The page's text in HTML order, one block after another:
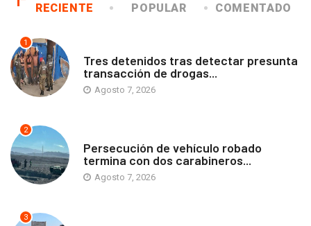
RECIENTE POPULAR COMENTADO
1
Tres detenidos tras detectar presunta
transacción de drogas...
Agosto 7, 2026
2
Persecución de vehículo robado
termina con dos carabineros...
Agosto 7, 2026
3